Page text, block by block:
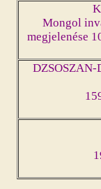
Mongol
megjelenése